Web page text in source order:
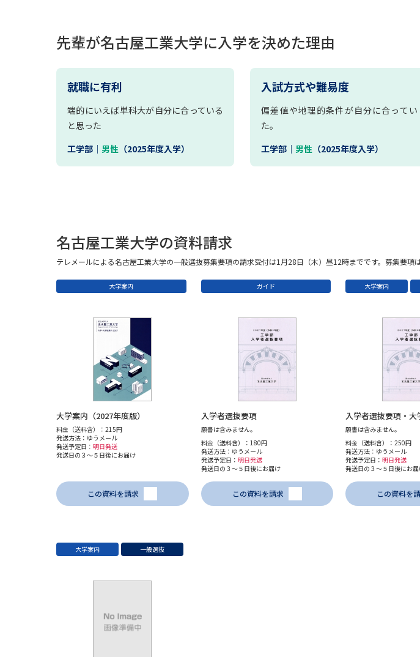
個人情報
先輩が名古屋工業大学に入学を決めた理由
就職に有利
端的にいえば単科大が自分に合っている
と思った
工学部｜ 男性 （2025年度入学）
入試方式や難易度
偏差値や地理的条件が自分に合ってい
た。
工学部｜男性 （2025年度入学）
名古屋工業大学の資料請求
テレメールによる名古屋工業大学の一般選抜募集要項の請求受付は1月28日（木）昼12時までです。募集要項
大学案内
大学案内（2027年度版）
料金（送料含）：215円
発送方法：ゆうメール
発送予定日： 明日発送
発送日の３～５日後にお届け
この資料を請求
ガイド
入学者選抜要項
願書は含みません。
料金（送料含）：180円
発送方法：ゆうメール
発送予定日： 明日発送
発送日の３～５日後にお届け
この資料を請求
大学案内
入学者選抜要項・大
願書は含みません。
料金（送料含）：250円
発送方法：ゆうメール
発送予定日： 明日発送
発送日の３～５日後にお
この資料を
大学案内 一般選抜